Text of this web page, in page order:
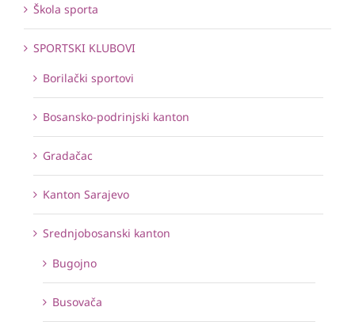
Škola sporta
SPORTSKI KLUBOVI
Borilački sportovi
Bosansko-podrinjski kanton
Gradačac
Kanton Sarajevo
Srednjobosanski kanton
Bugojno
Busovača